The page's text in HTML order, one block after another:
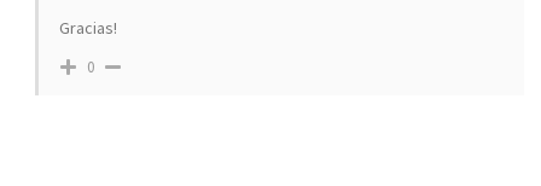
Gracias!
0